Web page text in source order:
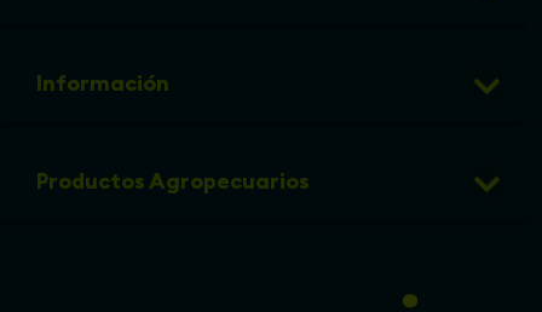
Preguntas frecuentes
Linea de transparencia
Veterinaria
Eventos
Información
info@micorral.com
Productos Agropecuarios